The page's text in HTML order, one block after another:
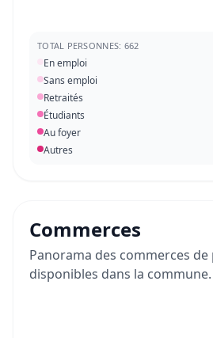
TOTAL PERSONNES: 662
En emploi
Sans emploi
Retraités
Étudiants
Au foyer
Autres
Commerces
Panorama des commerces
disponibles dans la commune.